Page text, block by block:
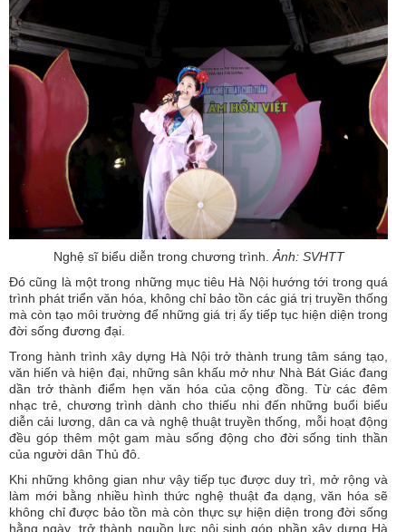
Nghệ sĩ biểu diễn trong chương trình. Ảnh: SVHTT
Đó cũng là một trong những mục tiêu Hà Nội hướng tới trong quá
trình phát triển văn hóa, không chỉ bảo tồn các giá trị truyền thống
mà còn tạo môi trường để những giá trị ấy tiếp tục hiện diện trong
đời sống đương đại.
Trong hành trình xây dựng Hà Nội trở thành trung tâm sáng tạo,
văn hiến và hiện đại, những sân khấu mở như Nhà Bát Giác đang
dần trở thành điểm hẹn văn hóa của cộng đồng. Từ các đêm
nhạc trẻ, chương trình dành cho thiếu nhi đến những buổi biểu
diễn cải lương, dân ca và nghệ thuật truyền thống, mỗi hoạt động
đều góp thêm một gam màu sống động cho đời sống tinh thần
của người dân Thủ đô.
Khi những không gian như vậy tiếp tục được duy trì, mở rộng và
làm mới bằng nhiều hình thức nghệ thuật đa dạng, văn hóa sẽ
không chỉ được bảo tồn mà còn thực sự hiện diện trong đời sống
hằng ngày, trở thành nguồn lực nội sinh góp phần xây dựng Hà